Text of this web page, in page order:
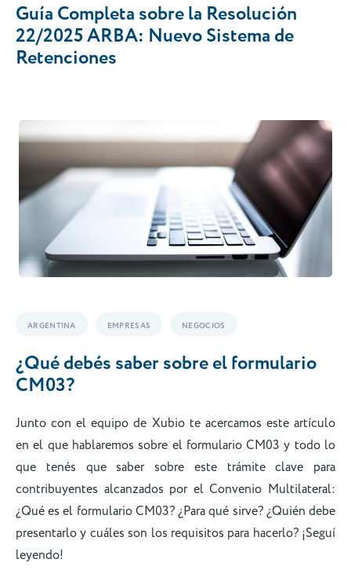
Guía Completa sobre la Resolución
22/2025 ARBA: Nuevo Sistema de
Retenciones
ARGENTINA EMPRESAS NEGOCIOS
¿Qué debés saber sobre el formulario
CM03?
Junto con el equipo de Xubio te acercamos este artículo
en el que hablaremos sobre el formulario CM03 y todo lo
que tenés que saber sobre este trámite clave para
contribuyentes alcanzados por el Convenio Multilateral:
¿Qué es el formulario CM03? ¿Para qué sirve? ¿Quién debe
presentarlo y cuáles son los requisitos para hacerlo? ¡Seguí
leyendo!